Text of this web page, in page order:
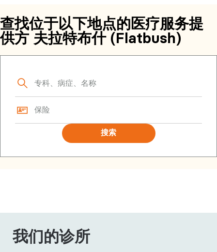
查找位于以下地点的医疗服务提
供方 夫拉特布什 (Flatbush)
搜索
我们的诊所